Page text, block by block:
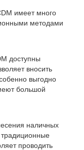
имеет много
методами
доступны
вносить
выгодно
большой
наличных
проводить